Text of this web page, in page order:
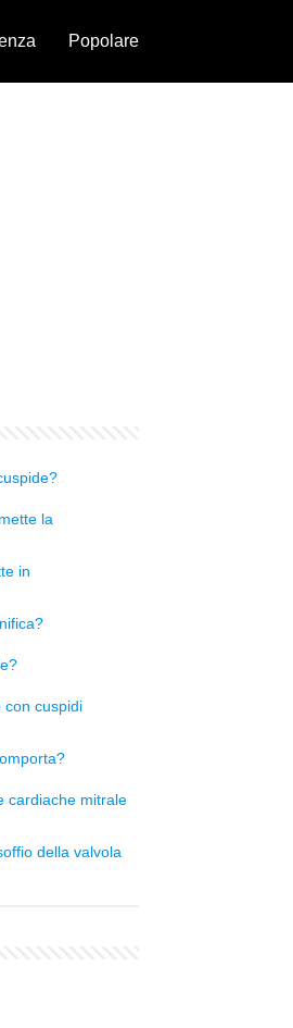
Popolare
la
in
con cuspidi
cardiache mitrale
della valvola